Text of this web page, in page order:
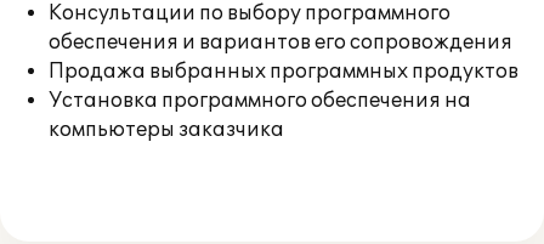
Консультации по выбору программного
обеспечения и вариантов его сопровождения
Продажа выбранных программных продуктов
Установка программного обеспечения на
компьютеры заказчика